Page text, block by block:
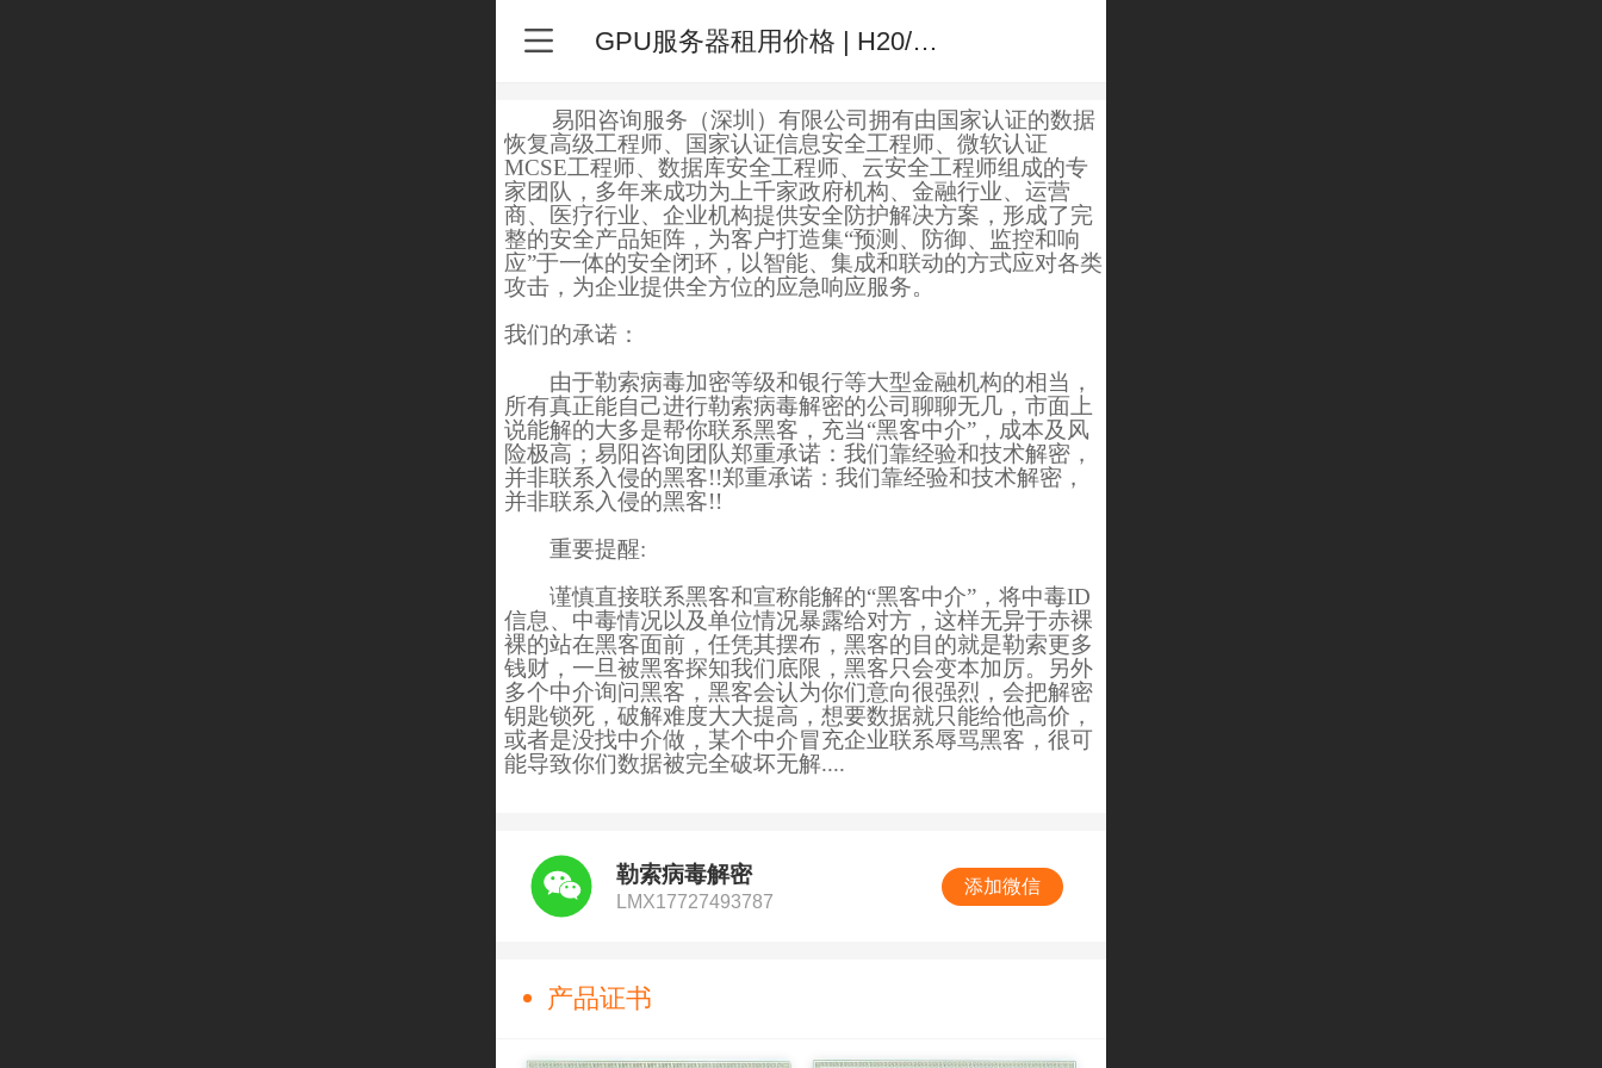
GPU服务器租用价格 | H20/L20/4090/5090显卡云 · 分钟级计费
易阳咨询服务（深圳）有限公司拥有由国家认证的数据
恢复高级工程师、国家认证信息安全工程师、微软认证
MCSE工程师、数据库安全工程师、云安全工程师组成的专
家团队，多年来成功为上千家政府机构、金融行业、运营
商、医疗行业、企业机构提供安全防护解决方案，形成了完
整的安全产品矩阵，为客户打造集“预测、防御、监控和响
应”于一体的安全闭环，以智能、集成和联动的方式应对各类
攻击，为企业提供全方位的应急响应服务。
我们的承诺：
由于勒索病毒加密等级和银行等大型金融机构的相当，
所有真正能自己进行勒索病毒解密的公司聊聊无几，市面上
说能解的大多是帮你联系黑客，充当“黑客中介”，成本及风
险极高；易阳咨询团队郑重承诺：我们靠经验和技术解密，
并非联系入侵的黑客!!郑重承诺：我们靠经验和技术解密，
并非联系入侵的黑客!!
重要提醒:
谨慎直接联系黑客和宣称能解的“黑客中介”，将中毒ID
信息、中毒情况以及单位情况暴露给对方，这样无异于赤裸
裸的站在黑客面前，任凭其摆布，黑客的目的就是勒索更多
钱财，一旦被黑客探知我们底限，黑客只会变本加厉。另外
多个中介询问黑客，黑客会认为你们意向很强烈，会把解密
钥匙锁死，破解难度大大提高，想要数据就只能给他高价，
或者是没找中介做，某个中介冒充企业联系辱骂黑客，很可
能导致你们数据被完全破坏无解....
勒索病毒解密
LMX17727493787
添加微信
产品证书